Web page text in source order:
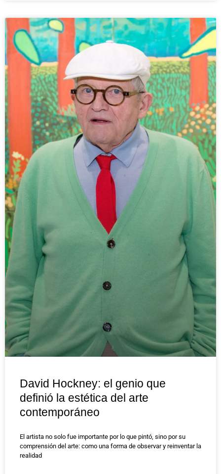
David Hockney: el genio que
definió la estética del arte
contemporáneo
El artista no solo fue importante por lo que pintó, sino por su
comprensión del arte: como una forma de observar y reinventar la
realidad